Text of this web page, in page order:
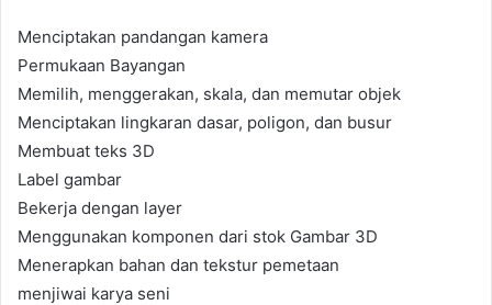
Menciptakan pandangan kamera
Permukaan Bayangan
Memilih, menggerakan, skala, dan memutar objek
Menciptakan lingkaran dasar, poligon, dan busur
Membuat teks 3D
Label gambar
Bekerja dengan layer
Menggunakan komponen dari stok Gambar 3D
Menerapkan bahan dan tekstur pemetaan
menjiwai karya seni